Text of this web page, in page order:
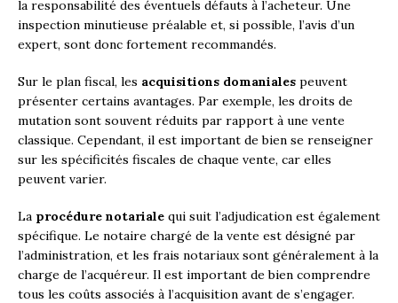
la responsabilité des éventuels défauts à l’acheteur. Une
inspection minutieuse préalable et, si possible, l’avis d’un
expert, sont donc fortement recommandés.
Sur le plan fiscal, les acquisitions domaniales peuvent
présenter certains avantages. Par exemple, les droits de
mutation sont souvent réduits par rapport à une vente
classique. Cependant, il est important de bien se renseigner
sur les spécificités fiscales de chaque vente, car elles
peuvent varier.
La procédure notariale qui suit l’adjudication est également
spécifique. Le notaire chargé de la vente est désigné par
l’administration, et les frais notariaux sont généralement à la
charge de l’acquéreur. Il est important de bien comprendre
tous les coûts associés à l’acquisition avant de s’engager.